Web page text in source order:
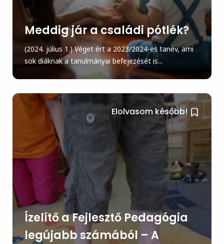
Meddig jár a családi pótlék?
(2024. július 1.) Véget ért a 2023/2024-es tanév, ami
sok diáknak a tanulmányai befejezését is...
Elolvasom később!
Ízelítő a Fejlesztő Pedagógia
legújabb számából – A